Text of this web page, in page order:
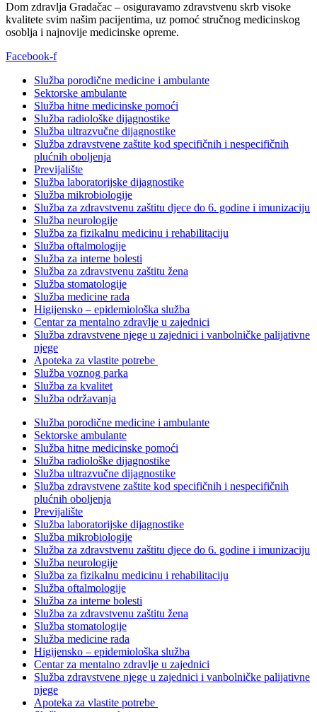
Dom zdravlja Gradačac – osiguravamo zdravstvenu skrb visoke
kvalitete svim našim pacijentima, uz pomoć stručnog medicinskog
osoblja i najnovije medicinske opreme.
Facebook-f
Služba porodične medicine i ambulante
Sektorske ambulante
Služba hitne medicinske pomoći
Služba radiološke dijagnostike
Služba ultrazvučne dijagnostike
Služba zdravstvene zaštite kod specifičnih i nespecifičnih
plućnih oboljenja
Previjalište
Služba laboratorijske dijagnostike
Služba mikrobiologije
Služba za zdravstvenu zaštitu djece do 6. godine i imunizaciju
Služba neurologije
Služba za fizikalnu medicinu i rehabilitaciju
Služba oftalmologije
Služba za interne bolesti
Služba za zdravstvenu zaštitu žena
Služba stomatologije
Služba medicine rada
Higijensko – epidemiološka služba
Centar za mentalno zdravlje u zajednici
Služba zdravstvene njege u zajednici i vanbolničke palijativne
njege
Apoteka za vlastite potrebe
Služba voznog parka
Služba za kvalitet
Služba održavanja
Služba porodične medicine i ambulante
Sektorske ambulante
Služba hitne medicinske pomoći
Služba radiološke dijagnostike
Služba ultrazvučne dijagnostike
Služba zdravstvene zaštite kod specifičnih i nespecifičnih
plućnih oboljenja
Previjalište
Služba laboratorijske dijagnostike
Služba mikrobiologije
Služba za zdravstvenu zaštitu djece do 6. godine i imunizaciju
Služba neurologije
Služba za fizikalnu medicinu i rehabilitaciju
Služba oftalmologije
Služba za interne bolesti
Služba za zdravstvenu zaštitu žena
Služba stomatologije
Služba medicine rada
Higijensko – epidemiološka služba
Centar za mentalno zdravlje u zajednici
Služba zdravstvene njege u zajednici i vanbolničke palijativne
njege
Apoteka za vlastite potrebe